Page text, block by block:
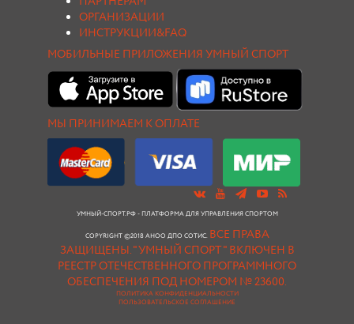
ОРГАНИЗАЦИИ
ИНСТРУКЦИИ&FAQ
МОБИЛЬНЫЕ ПРИЛОЖЕНИЯ УМНЫЙ СПОРТ
МЫ ПРИНИМАЕМ К ОПЛАТЕ
УМНЫЙ-СПОРТ.РФ - ПЛАТФОРМА ДЛЯ УПРАВЛЕНИЯ СПОРТОМ
COPYRIGHT ©2018 АНОО ДПО СОТИС. ВСЕ ПРАВА
ЗАЩИЩЕНЫ."УМНЫЙ СПОРТ " ВКЛЮЧЕН В
РЕЕСТР ОТЕЧЕСТВЕННОГО ПРОГРАММНОГО
ОБЕСПЕЧЕНИЯ ПОД НОМЕРОМ № 23600.
ПОЛИТИКА КОНФИДЕНЦИАЛЬНОСТИ
ПОЛЬЗОВАТЕЛЬСКОЕ СОГЛАШЕНИЕ